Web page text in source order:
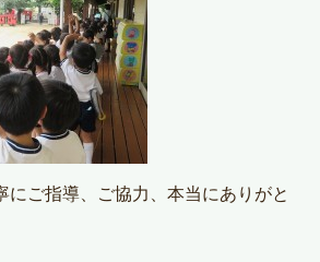
にご指導、ご協力、本当にありがと